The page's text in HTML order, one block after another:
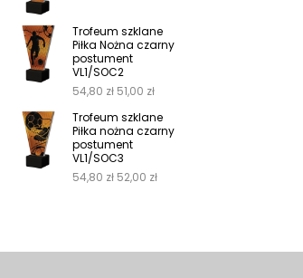
Trofeum szklane
Piłka Nożna czarny
postument
VL1/SOC2
54,80 zł 51,00 zł
Trofeum szklane
Piłka nożna czarny
postument
VL1/SOC3
54,80 zł 52,00 zł